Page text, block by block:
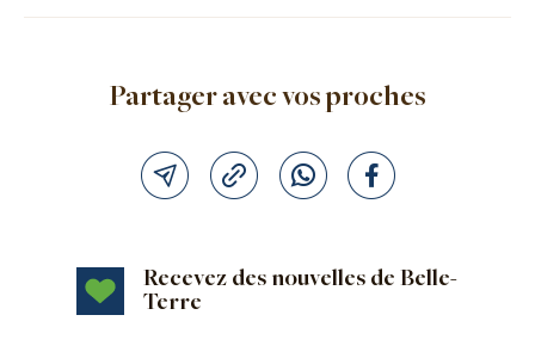
Partager avec vos proches
Recevez des nouvelles de Belle-
Terre